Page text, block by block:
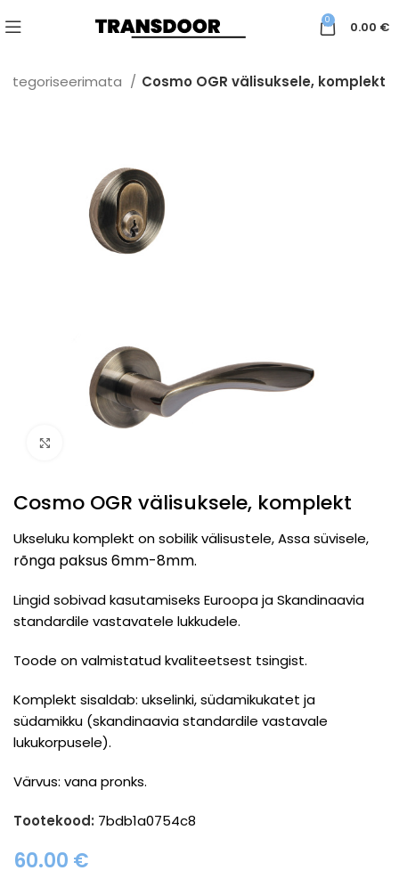
0 0.00 €
Cosmo OGR välisuksele, komplekt
Cosmo OGR välisuksele, komplekt
Ukseluku komplekt on sobilik välisustele, Assa süvisele,
rõnga paksus 6mm-8mm.
Lingid sobivad kasutamiseks Euroopa ja Skandinaavia
standardile vastavatele lukkudele.
Toode on valmistatud kvaliteetsest tsingist.
Komplekt sisaldab: ukselinki, südamikukatet ja
südamikku (skandinaavia standardile vastavale
lukukorpusele).
Värvus: vana pronks.
Tootekood: 7bdb1a0754c8
60.00 €